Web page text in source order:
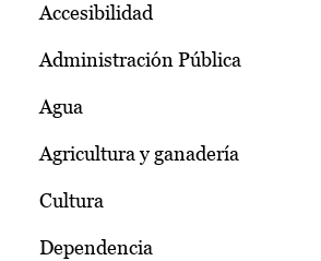
Accesibilidad
Administración Pública
Agua
Agricultura y ganadería
Cultura
Dependencia